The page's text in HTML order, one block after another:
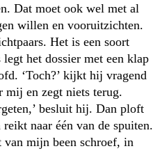
Dat moet ook wel met al
willen en vooruitzichten.
Het is een soort
het dossier met een klap
‘Toch?’ kijkt hij vragend
mij en zegt niets terug.
besluit hij. Dan ploft
naar één van de spuiten.
mijn been schroef, in